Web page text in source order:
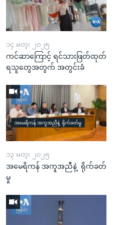
၁၄ မတ္၊ ၂၀၂၅
ကင်ဆာကြောင့် ရင်သားဖြတ်ထုတ်
ရသူတွေအတွက် အတွင်းခံ
၁၃ မတ္၊ ၂၀၂၅
အမေရိကန် အကူအညီနဲ့ ရိုက်ခတ်
မှု